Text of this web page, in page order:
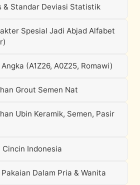
& Standar Deviasi Statistik
Spesial Jadi Abjad Alfabet
(A1Z26, A0Z25, Romawi)
Grout Semen Nat
Ubin Keramik, Semen, Pasir
Indonesia
Dalam Pria & Wanita